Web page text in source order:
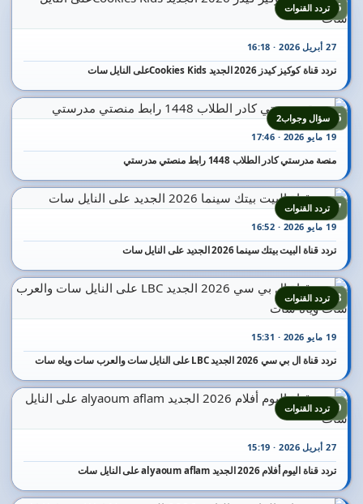
15
27 أبريل 2026 · 16:18
تردد قناة كوكيز كيدز 2026 الجديد Cookies Kidsعلى النايل سات
تردد القنوات
16
19 مايو 2026 · 17:46
منصة مدرستي كادر الطلاب 1448 رابط منصتي مدرستي
سؤال وجواب2
17
19 مايو 2026 · 16:52
تردد قناة البيت بيتك سينما 2026 الجديد على النايل سات
تردد القنوات
18
19 مايو 2026 · 15:31
تردد قناة ال بي سي 2026 الجديد LBC على النايل سات والعرب سات وياه سات
تردد القنوات
19
27 أبريل 2026 · 15:19
تردد قناة اليوم أفلام 2026 الجديد alyaoum aflam على النايل سات
تردد القنوات